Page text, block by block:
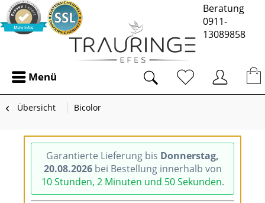
Beratung
0911-
13089858
Menü
Übersicht Bicolor
Garantierte Lieferung bis Donnerstag,
20.08.2026bei Bestellung innerhalb von
10 Stunden, 2 Minuten und 49 Sekunden.